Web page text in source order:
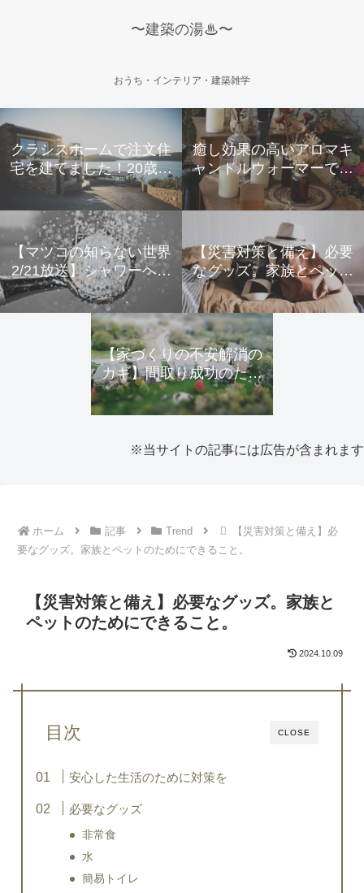
〜建築の湯♨〜
おうち・インテリア・建築雑学
クラシスホームで注文住
宅を建てました！20歳夫
婦のリアルな声
癒し効果の高いアロマキ
ャンドルウォーマーで寒
い冬を乗り越えよう
【マツコの知らない世界
2/21放送】シャワーヘッ
ドの世界
【災害対策と備え】必要
なグッズ。家族とペット
のためにできること。
【家づくりの不安解消の
カギ】間取り成功のため
にできること・近隣トラ
ブルの予防
※当サイトの記事には広告が含まれます
ホーム 記事 Trend
【災害対策と備え】必
要なグッズ。家族とペットのためにできること。
【災害対策と備え】必要なグッズ。家族と
ペットのためにできること。
2024.10.09
CLOSE
目次
安心した生活のために対策を
必要なグッズ
非常食
水
簡易トイレ